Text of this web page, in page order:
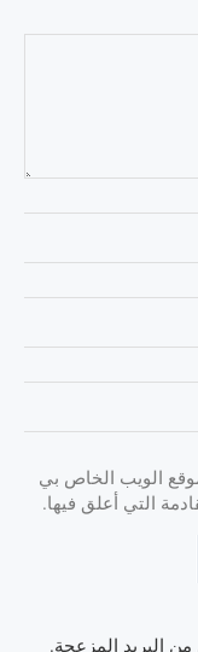
الويب الخاص بي
التي أعلق فيها.
البريد المزعجة.